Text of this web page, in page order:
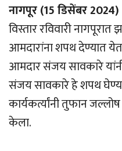
नागपूर (15 डिसेंबर 2024)
विस्तार रविवारी
आमदारांना शपथ देण्यात
आमदार संजय सावकारे
संजय सावकारे हे शपथ
कार्यकर्त्यांनी तुफान
केला.